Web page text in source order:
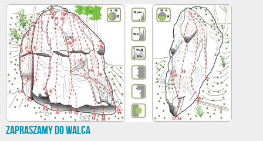
Zapraszamy do Walca